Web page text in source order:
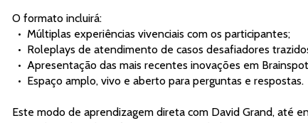
    O formato incluirá:
      •  Múltiplas experiências vivenciais com os participantes;
•  Roleplays de atendimento de casos desafiadores
•  Apresentação das mais recentes inovações em
      •  Espaço amplo, vivo e aberto para perguntas e respostas.